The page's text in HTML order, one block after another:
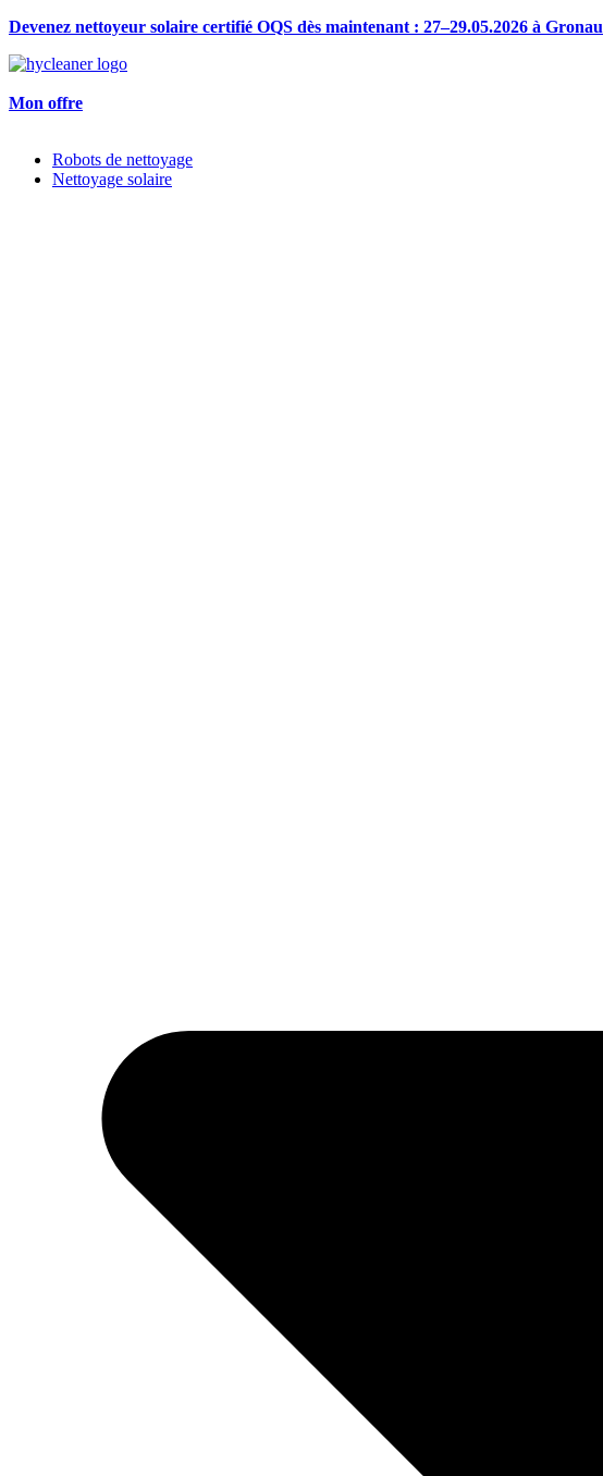
Devenez nettoyeur solaire certifié OQS dès maintenant : 27–29.05.2026 à Gronau
Mon offre
Robots de nettoyage
Nettoyage solaire